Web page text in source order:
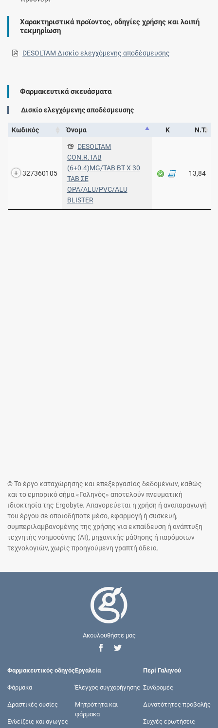
Χαρακτηριστικά προϊοντος, οδηγίες χρήσης και λοιπή
τεκμηρίωση
DESOLTAM Δισκίο ελεγχόμενης αποδέσμευσης
Φαρμακευτικά σκευάσματα
Δισκίο ελεγχόμενης αποδέσμευσης
Κωδικός Όνομα Κ Ν.Τ.
327360105
DESOLTAM
CON.R.TAB
(6+0.4)MG/TAB BT X 30
TAB ΣΕ
OPA/ALU/PVC/ALU
BLISTER
13,84
© Το έργο καταχώρησης και επεξεργασίας δεδομένων, καθώς
και το εμπορικό σήμα «Γαληνός» αποτελούν πνευματική
ιδιοκτησία της Ergobyte. Απαγορεύεται η χρήση ή αναπαραγωγή
του έργου σε οποιοδήποτε μέσο, εφαρμογή ή συσκευή,
συμπεριλαμβανομένης της χρήσης για εκπαίδευση ή ανάπτυξη
τεχνητής νοημοσύνης (AI), μηχανικής μάθησης ή παρόμοιων
τεχνολογιών, χωρίς προηγούμενη γραπτή άδεια.
Ακουλουθήστε μας
Φαρμακευτικός οδηγός
Φάρμακα
Δραστικές ουσίες
Ενδείξεις και αγωγές
Εργαλεία
Έλεγχος συγχορήγησης
Μητρότητα και
φάρμακα
Περί Γαληνού
Συνδρομές
Δυνατότητες προβολής
Συχνές ερωτήσεις